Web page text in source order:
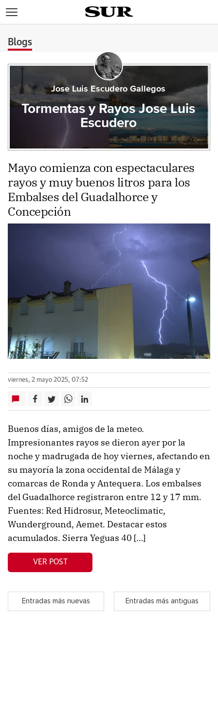
Blogs
Jose Luis Escudero Gallegos
Tormentas y Rayos Jose Luis
Escudero
Mayo comienza con espectaculares
rayos y muy buenos litros para los
Embalses del Guadalhorce y
Concepción
viernes, 2 mayo 2025, 07:52
Buenos días, amigos de la meteo.
Impresionantes rayos se dieron ayer por la
noche y madrugada de hoy viernes, afectando en
su mayoría la zona occidental de Málaga y
comarcas de Ronda y Antequera. Los embalses
del Guadalhorce registraron entre 12 y 17 mm.
Fuentes: Red Hidrosur, Meteoclimatic,
Wunderground, Aemet. Destacar estos
acumulados. Sierra Yeguas 40 […]
VER POST
Entradas más nuevas Entradas más antiguas